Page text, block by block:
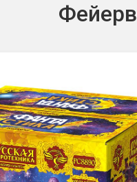
Корсары